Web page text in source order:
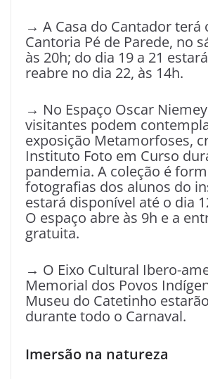
→ A Casa do Cantador terá
Cantoria Pé de Parede, no
às 20h; do dia 19 a 21
reabre no dia 22, às 14h.
→ No Espaço Oscar
visitantes podem
exposição Metamorfoses,
Instituto Foto em Curso
pandemia. A coleção é
fotografias dos alunos do
estará disponível até o dia
O espaço abre às 9h e a
gratuita.
→ O Eixo Cultural Ibero-
Memorial dos Povos
Museu do Catetinho
durante todo o Carnaval.
Imersão na natureza